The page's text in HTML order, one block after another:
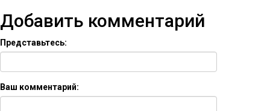
Добавить комментарий
Представьтесь:
Ваш комментарий: